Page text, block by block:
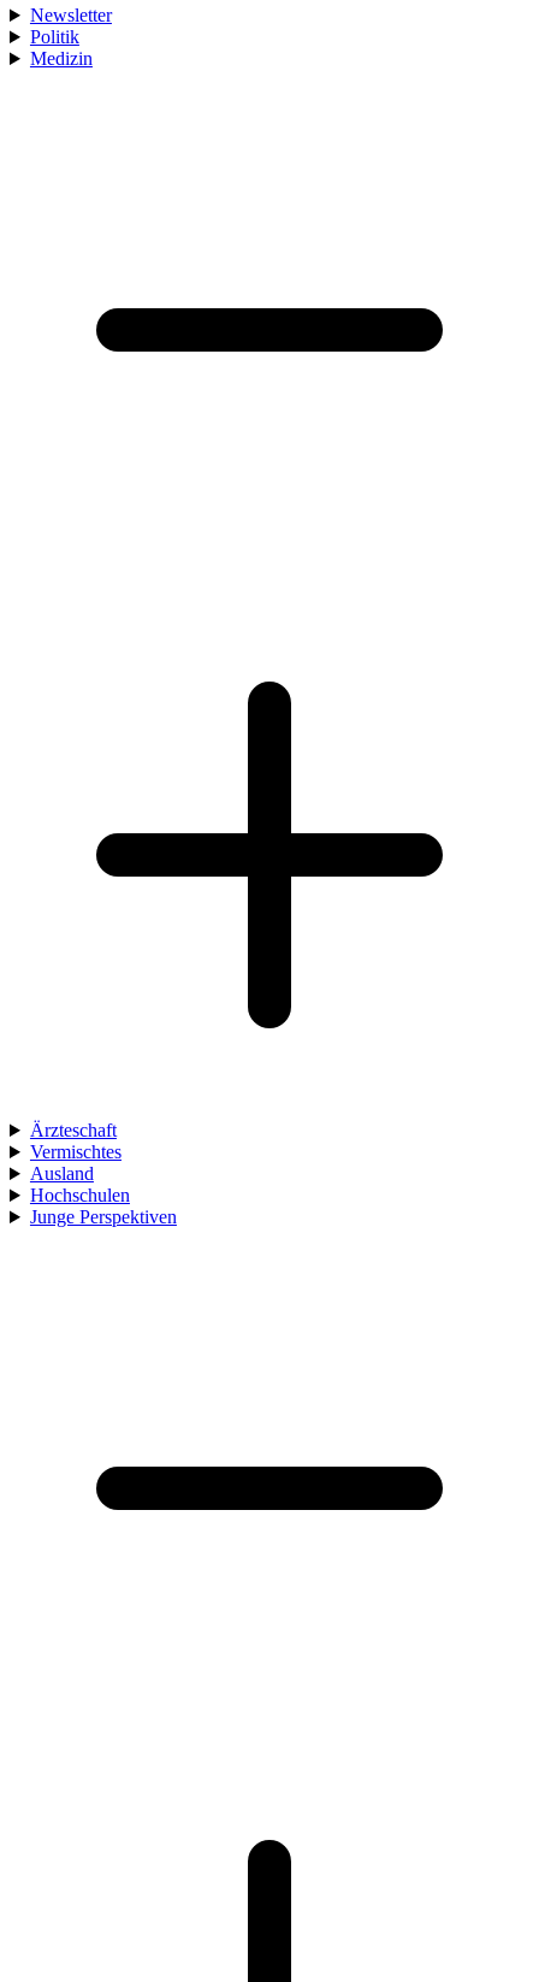
Newsletter
Politik
Medizin
Ärzteschaft
Vermischtes
Ausland
Hochschulen
Junge Perspektiven